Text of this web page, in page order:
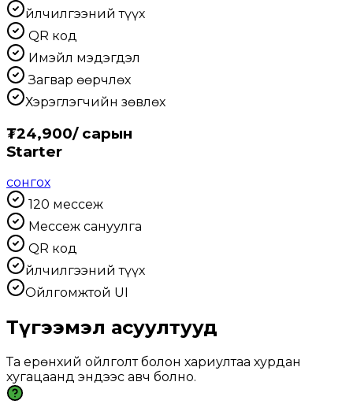
Үйлчилгээний түүх
QR код
Имэйл мэдэгдэл
Загвар өөрчлөх
Хэрэглэгчийн зөвлөх
₮24,900/ сарын
Starter
сонгох
120 мессеж
Мессеж сануулга
QR код
Үйлчилгээний түүх
Ойлгомжтой UI
Түгээмэл асуултууд
Та ерөнхий ойлголт болон хариултаа хурдан
хугацаанд эндээс авч болно.